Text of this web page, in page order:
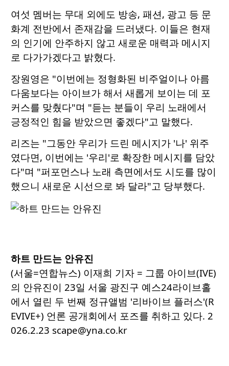
여섯 멤버는 무대 외에도 방송, 패션, 광고 등 문
화계 전반에서 존재감을 드러냈다. 이들은 현재
의 인기에 안주하지 않고 새로운 매력과 메시지
로 다가가겠다고 밝혔다.
장원영은 "이번에는 정형화된 비주얼이나 아름
다움보다는 아이브가 해서 새롭게 보이는 데 포
커스를 맞췄다"며 "듣는 분들이 우리 노래에서
긍정적인 힘을 받았으면 좋겠다"고 말했다.
리즈는 "그동안 우리가 드린 메시지가 '나' 위주
였다면, 이번에는 '우리'로 확장한 메시지를 담았
다"며 "퍼포먼스나 노래 측면에서도 시도를 많이
했으니 새로운 시선으로 봐 달라"고 당부했다.
하트 만드는 안유진
(서울=연합뉴스) 이재희 기자 = 그룹 아이브(IVE)
의 안유진이 23일 서울 광진구 예스24라이브홀
에서 열린 두 번째 정규앨범 '리바이브 플러스'(R
EVIVE+) 언론 공개회에서 포즈를 취하고 있다. 2
026.2.23 scape@yna.co.kr